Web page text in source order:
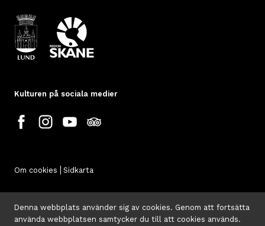
Denna webbplats använder sig av cookies. Genom att fortsätta
använda webbplatsen samtycker du till att cookies används.
Kulturen på sociala medier
Om cookies Sidkarta